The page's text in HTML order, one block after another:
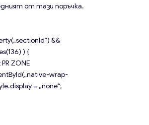
от тази поръчка.
&&
) {
ZONE
wrap-
= „none“;